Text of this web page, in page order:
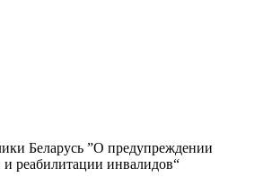
Беларусь ”О предупреждении
реабилитации инвалидов“